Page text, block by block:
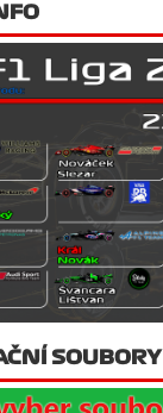
SOUBORY